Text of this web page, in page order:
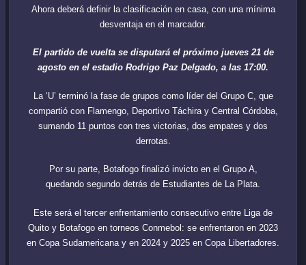
Ahora deberá definir la clasificación en casa, con una mínima
desventaja en el marcador.
El partido de vuelta se disputará el próximo jueves 21 de
agosto en el estadio Rodrigo Paz Delgado, a las 17:00.
La ‘U’ terminó la fase de grupos como líder del Grupo C, que
compartió con Flamengo, Deportivo Táchira y Central Córdoba,
sumando 11 puntos con tres victorias, dos empates y dos
derrotas.
Por su parte, Botafogo finalizó invicto en el Grupo A,
quedando segundo detrás de Estudiantes de La Plata.
Este será el tercer enfrentamiento consecutivo entre Liga de
Quito y Botafogo en torneos Conmebol: se enfrentaron en 2023
en Copa Sudamericana y en 2024 y 2025 en Copa Libertadores.